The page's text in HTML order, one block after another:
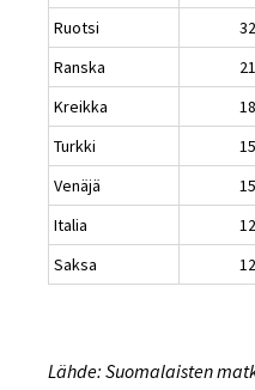
Ruotsi
Ranska
Kreikka
Turkki
Venäjä
Italia
Saksa
Lähde: Suomalaisten